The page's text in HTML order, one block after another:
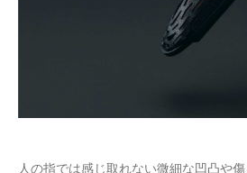
人の指では感じ取れない微細な凹凸や